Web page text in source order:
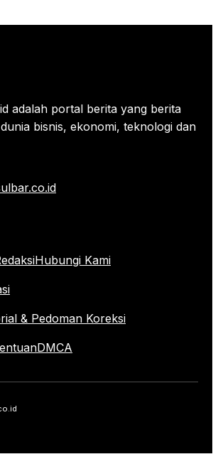
adalah portal berita yang berita
bisnis, ekonomi, teknologi dan
Hubungi Kami
& Pedoman Koreksi
DMCA